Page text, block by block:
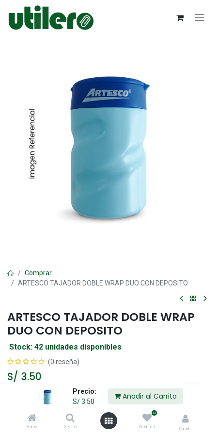
Precio:
S/3.50
Añadir al Carrito
Home Search
0
Wishlist Cuenta
Comprar
ARTESCO TAJADOR DOBLE WRAP DUO CON DEPOSITO
ARTESCO TAJADOR DOBLE WRAP
DUO CON DEPOSITO
Stock: 42 unidades disponibles
(0 reseña)
S/ 3.50
Añadir al Carrito
Agregar a la lista de deseos